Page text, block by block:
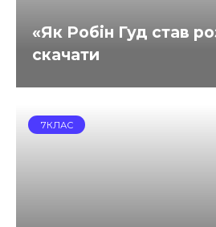
«Як Робін Гуд став
скачати
7КЛАС